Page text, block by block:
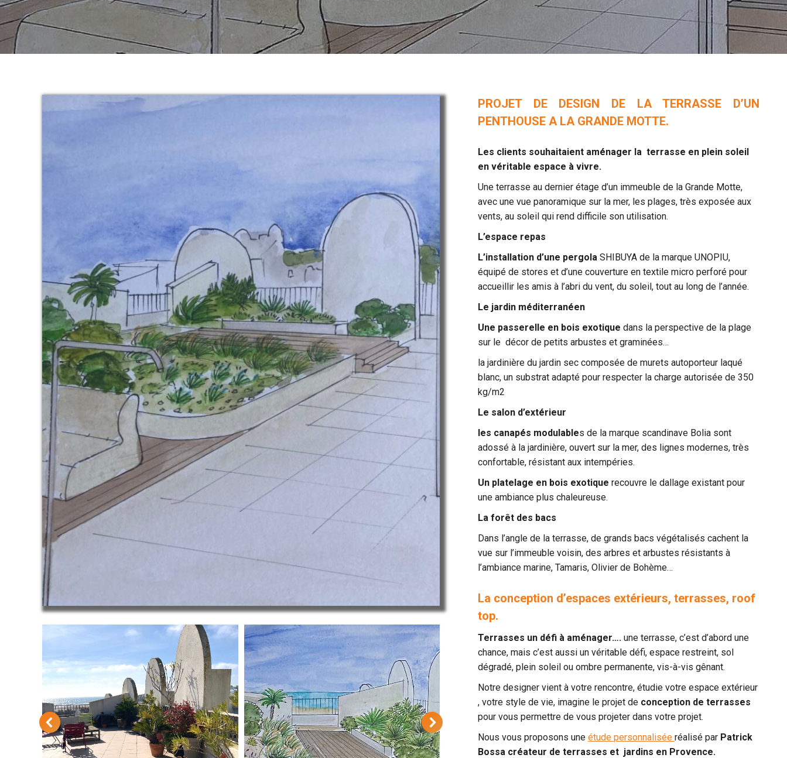
PROJET DE DESIGN DE LA TERRASSE D’UN
PENTHOUSE A LA GRANDE MOTTE.
Les clients souhaitaient aménager la terrasse en plein soleil
en véritable espace à vivre.
Une terrasse au dernier étage d’un immeuble de la Grande Motte,
avec une vue panoramique sur la mer, les plages, très exposée aux
vents, au soleil qui rend difficile son utilisation.
L’espace repas
L’installation d’une pergola SHIBUYA de la marque UNOPIU,
équipé de stores et d’une couverture en textile micro perforé pour
accueillir les amis à l’abri du vent, du soleil, tout au long de l’année.
Le jardin méditerranéen
Une passerelle en bois exotique dans la perspective de la plage
sur le décor de petits arbustes et graminées…
la jardinière du jardin sec composée de murets autoporteur laqué
blanc, un substrat adapté pour respecter la charge autorisée de 350
kg/m2
Le salon d’extérieur
les canapés modulables de la marque scandinave Bolia sont
adossé à la jardinière, ouvert sur la mer, des lignes modernes, très
confortable, résistant aux intempéries.
Un platelage en bois exotique recouvre le dallage existant pour
une ambiance plus chaleureuse.
La forêt des bacs
Dans l’angle de la terrasse, de grands bacs végétalisés cachent la
vue sur l’immeuble voisin, des arbres et arbustes résistants à
l’ambiance marine, Tamaris, Olivier de Bohème…
La conception d’espaces extérieurs, terrasses, roof
top.
Terrasses un défi à aménager….une terrasse, c’est d’abord une
chance, mais c’est aussi un véritable défi, espace restreint, sol
dégradé, plein soleil ou ombre permanente, vis-à-vis gênant.
Notre designer vient à votre rencontre, étudie votre espace extérieur
, votre style de vie, imagine le projet de conception de terrasses
pour vous permettre de vous projeter dans votre projet.
Nous vous proposons uneétude personnaliséeréalisé par Patrick
Bossa créateur de terrasses et jardins en Provence.